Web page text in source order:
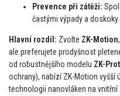
Prevence při zátěži:
častými výpady a
Hlavní rozdíl: Zvolte ZK-Motion
ale preferujete prodyšnost
od robustnějšího modelu ZK-
ochrany), nabízí ZK-Motion vyšší
technologii nanovláken na